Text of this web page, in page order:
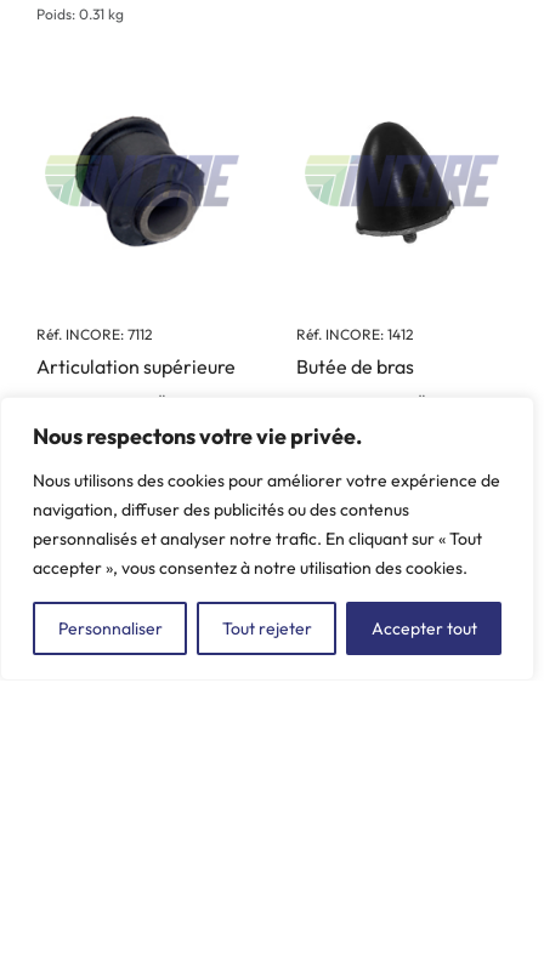
Nous respectons votre vie privée.
Nous utilisons des cookies pour améliorer votre expérience de
navigation, diffuser des publicités ou des contenus
personnalisés et analyser notre trafic. En cliquant sur « Tout
accepter », vous consentez à notre utilisation des cookies.
Personnaliser Tout rejeter Accepter tout
Poids: 0.31 kg
Réf. INCORE: 7112
Articulation supérieure
Marque: CITROËN -
PEUGEOT, 405, Berlingo,
Poids: 0.08 kg
Réf. INCORE: 1412
Butée de bras
Marque: CITROËN -
PEUGEOT, 104, 204, 304,
Poids: 0.127 kg